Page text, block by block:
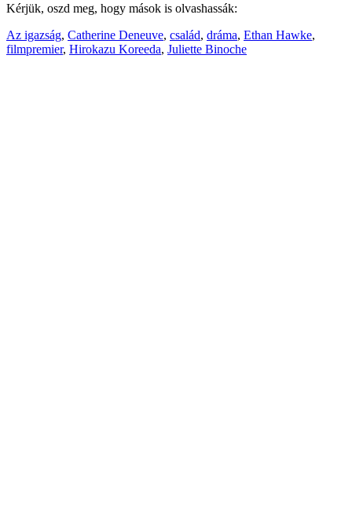
Kérjük, oszd meg, hogy mások is olvashassák:
Az igazság, Catherine Deneuve, család, dráma, Ethan Hawke,
filmpremier, Hirokazu Koreeda, Juliette Binoche